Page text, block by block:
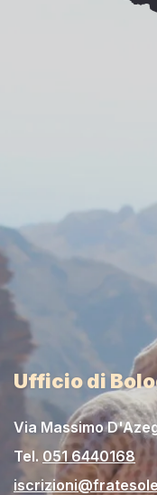
Ufficio di
Via Massimo
Tel. 051 6440168